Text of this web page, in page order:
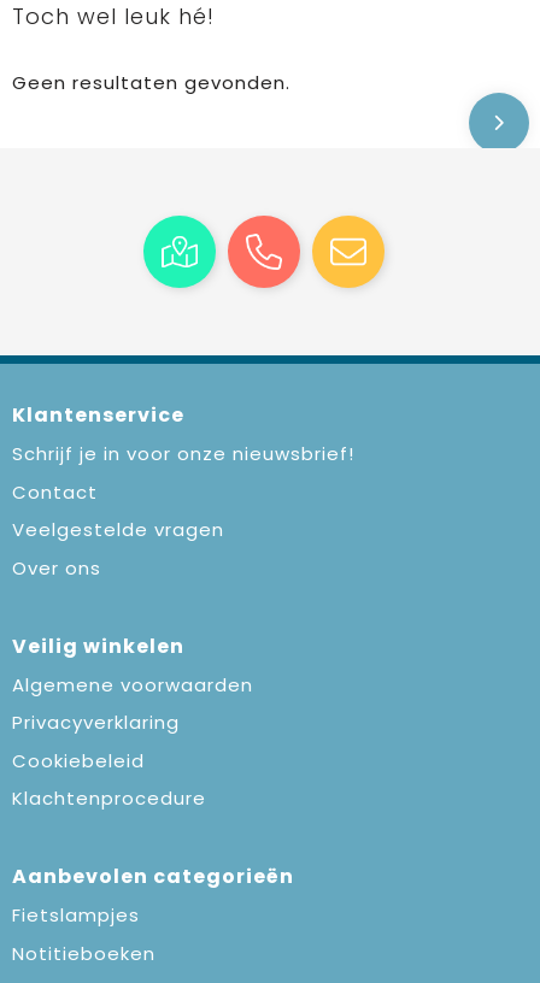
Toch wel leuk hé!
Geen resultaten gevonden.
Klantenservice
Schrijf je in voor onze nieuwsbrief!
Contact
Veelgestelde vragen
Over ons
Veilig winkelen
Algemene voorwaarden
Privacyverklaring
Cookiebeleid
Klachtenprocedure
Aanbevolen categorieën
Fietslampjes
Notitieboeken